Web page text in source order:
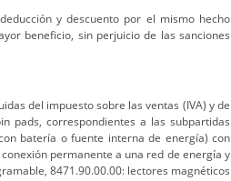
y descuento por el mismo hecho
beneficio, sin perjuicio de las sanciones
del impuesto sobre las ventas (IVA) y de
pads, correspondientes a las subpartidas
batería o fuente interna de energía) con
permanente a una red de energía y
8471.90.00.00: lectores magnéticos